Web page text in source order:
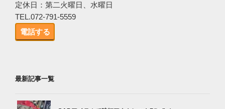
定休日：第二火曜日、水曜日
TEL.072-791-5559
電話する
最新記事一覧